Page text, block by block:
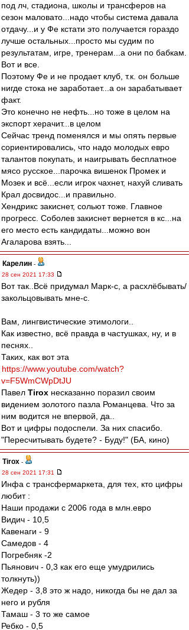
под лч, стадиона, школы и трансферов на
сезон маловато...надо чтобы система давала
отдачу...и у Фе кстати это получается гораздо
лучше остальных...просто мы судим по
результатам, игре, тренерам...а они по бабкам.
Вот и все.
Поэтому Фе и не продает клуб, т.к. он больше
нигде стока не заработает...а он зарабатывает
факт.
Это конечно не нефть...но тоже в целом на
экспорт херачит...в целом
Сейчас тренд поменялся и мы опять первые
сориентировались, что надо молодых евро
талантов покупать, и наигрывать бесплатное
мясо русское...парочка вишенок Промек и
Мозек и всё...если игрок чахнет, нахуй сливать
Крал досвидос...и правильно.
Хендрикс закиснет, сольют тоже. Главное
прогресс. Соболев закиснет вернется в кс...на
его место есть кандидаты...можно вон
Агаларова взять...
Карелин -
28 сен 2021 17:33
Вот так..Всё придумал Марк-с, а расхлёбывать/
закольцовывать мне-с.
Вам, лингвистические этимологи..
Как известно, всё правда в частушках, ну, и в
песнях..
Таких, как вот эта
https://www.youtube.com/watch?
v=F5WmCWpDtJU
Павел Tirox несказанно поразил своим
видением золотого пазла Романцева. Что за
ним водится не впервой, да..
Вот и цифры подоспели. За них спасибо.
"Пересчитывать будете? - Буду!" (БА, кино)
Tirox -
28 сен 2021 17:31
Инфа с трансфермаркета, для тех, кто цифры
любит :
Наши продажи с 2006 года в млн.евро
Видич - 10,5
Кавенаги - 9
Самедов - 4
Погребняк -2
Пьянович - 0,3 как его еще умудрились
толкнуть))
Жедер - 3,8 это ж надо, никогда бы не дал за
него и рубля
Тамаш - 3 то же самое
Ребко - 0,5